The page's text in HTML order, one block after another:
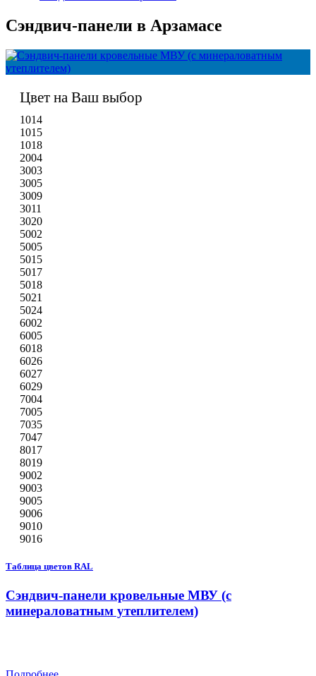
Сэндвич-панели в Арзамасе
Цвет на Ваш выбор
1014
1015
1018
2004
3003
3005
3009
3011
3020
5002
5005
5015
5017
5018
5021
5024
6002
6005
6018
6026
6027
6029
7004
7005
7035
7047
8017
8019
9002
9003
9005
9006
9010
9016
Таблица цветов RAL
Сэндвич-панели кровельные МВУ (с
минераловатным утеплителем)